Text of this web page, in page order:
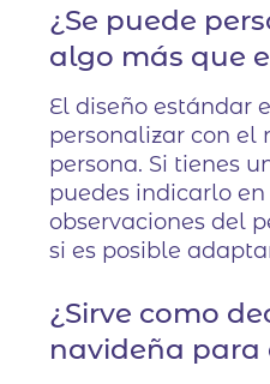
¿Se puede
algo más que
El diseño estándar
personalizar con el
persona. Si tienes
puedes indicarlo
observaciones del
si es posible
¿Sirve como
navideña para